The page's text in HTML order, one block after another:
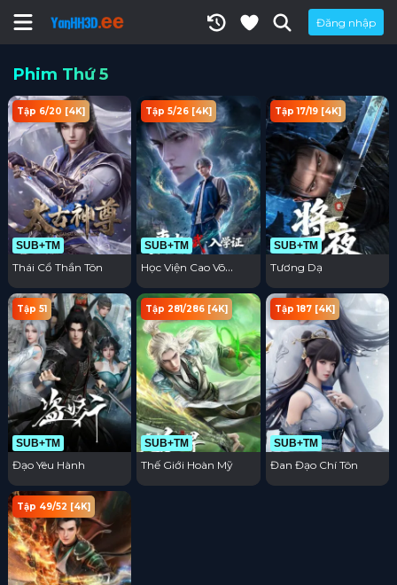
Đăng nhập
Phim Thứ 5
SUB+TM
Tập 6/20 [4K]
Thái Cổ Thần Tôn
SUB+TM
Tập 5/26 [4K]
Học Viện Cao Võ
Đông Đại
SUB+TM
Tập 17/19 [4K]
Tương Dạ
SUB+TM
Tập 51
Đạo Yêu Hành
SUB+TM
Tập 281/286 [4K]
Thế Giới Hoàn Mỹ
SUB+TM
Tập 187 [4K]
Đan Đạo Chí Tôn
Tập 49/52 [4K]